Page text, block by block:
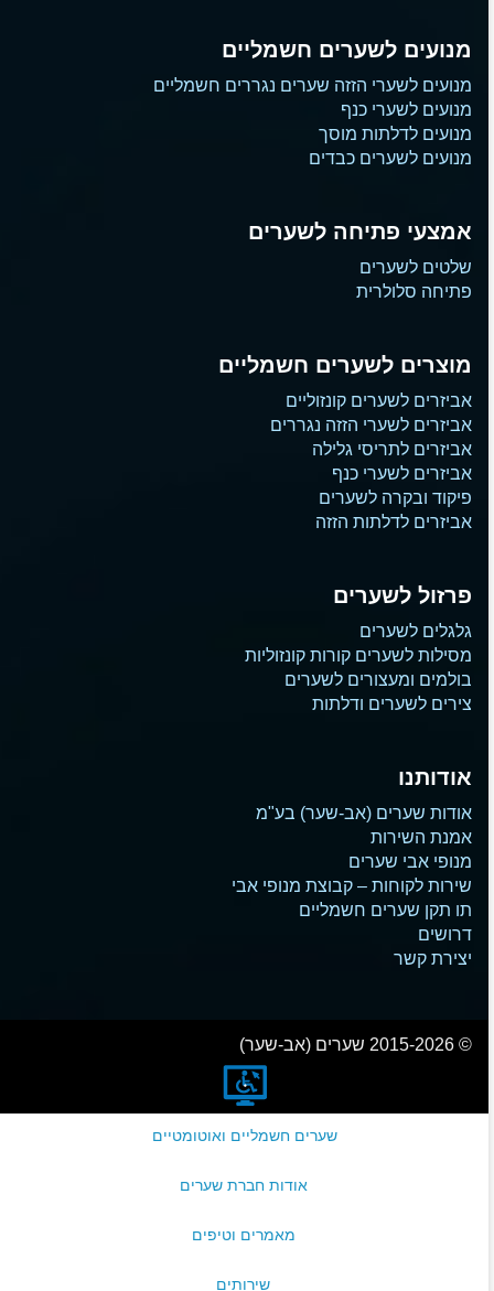
מנועים לשערים חשמליים
מנועים לשערי הזזה שערים נגררים חשמליים
מנועים לשערי כנף
מנועים לדלתות מוסך
מנועים לשערים כבדים
אמצעי פתיחה לשערים
שלטים לשערים
פתיחה סלולרית
מוצרים לשערים חשמליים
אביזרים לשערים קונזוליים
אביזרים לשערי הזזה נגררים
אביזרים לתריסי גלילה
אביזרים לשערי כנף
פיקוד ובקרה לשערים
אביזרים לדלתות הזזה
פרזול לשערים
גלגלים לשערים
מסילות לשערים קורות קונזוליות
בולמים ומעצורים לשערים
צירים לשערים ודלתות
אודותנו
אודות שערים (אב-שער) בע"מ
אמנת השירות
מנופי אבי שערים
שירות לקוחות – קבוצת מנופי אבי
תו תקן שערים חשמליים
דרושים
יצירת קשר
© 2015-2026 שערים (אב-שער)
שערים חשמליים ואוטומטיים
אודות חברת שערים
מאמרים וטיפים
שירותים